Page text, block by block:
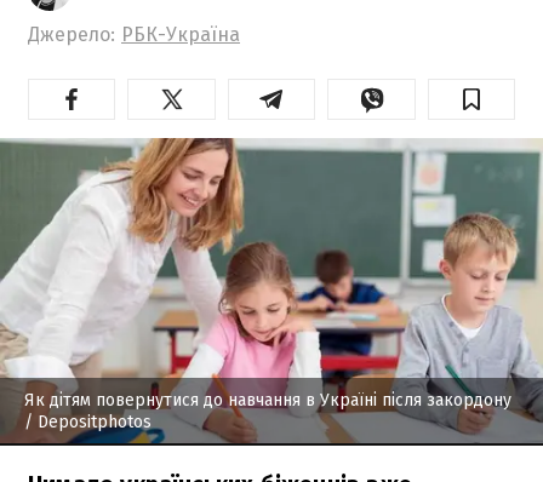
Джерело: РБК-Україна
Як дітям повернутися до навчання в Україні після закордону
/ Depositphotos